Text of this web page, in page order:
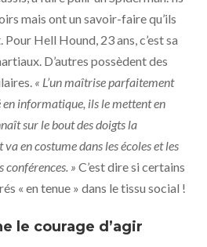
mais ont un savoir-faire qu’ils
Hell Hound, 23 ans, c’est sa
D’autres possèdent des
« L’un maîtrise parfaitement
en informatique, ils le mettent en
sur le bout des doigts la
en costume dans les écoles et les
conférences. »C’est dire si certains
« en tenue » dans le tissu social !
le courage d’agir